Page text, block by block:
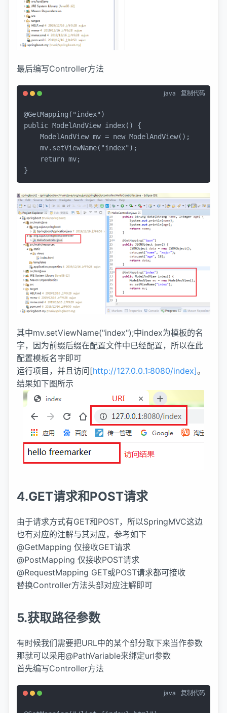
最后编写Controller方法
java 复制代码
@GetMapping("index")
public ModelAndView index()
{
ModelAndView mv = new ModelAndView();
    mv.setViewName(
"index" );
return mv;
}
其中mv.setViewName("index");中index为模板的名
字，因为前缀后缀在配置文件中已经配置，所以在此
配置模板名字即可
运行项目，并且访问[http://127.0.0.1:8080/index]。
结果如下图所示
4.GET请求和POST请求
由于请求方式有GET和POST，所以SpringMVC这边
也有对应的注解与其对应，参考如下
@GetMapping 仅接收GET请求
@PostMapping 仅接收POST请求
@RequestMapping GET或POST请求都可接收
替换Controller方法头部对应注解即可
5.获取路径参数
有时候我们需要把URL中的某个部分取下来当作参数
那就可以采用@PathVariable来绑定url参数
首先编写Controller方法
java 复制代码